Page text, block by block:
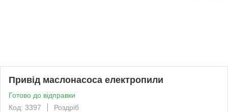
Привід маслонасоса електропили
Готово до відправки
Код: 3397
Роздріб